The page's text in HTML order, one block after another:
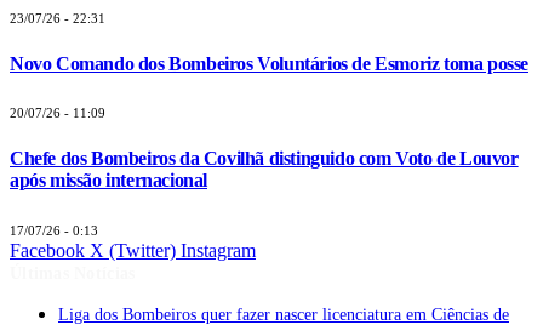
23/07/26 - 22:31
Novo Comando dos Bombeiros Voluntários de Esmoriz toma posse
20/07/26 - 11:09
Chefe dos Bombeiros da Covilhã distinguido com Voto de Louvor
após missão internacional
17/07/26 - 0:13
Facebook X (Twitter) Instagram
Liga dos Bombeiros quer fazer nascer licenciatura em Ciências de